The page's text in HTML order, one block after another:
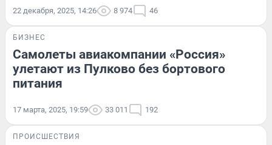
22 декабря, 2025, 14:26 8 974 46
БИЗНЕС
Самолеты авиакомпании «Россия»
улетают из Пулково без бортового
питания
17 марта, 2025, 19:59 33 011 192
ПРОИСШЕСТВИЯ